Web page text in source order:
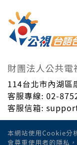
財團法人公共
114台北市內湖區
客服專線: 02-
客服信箱:
Taiwan Public
Rights Reserved.
本網站使用Cookie分
會尊重使用者的隱私